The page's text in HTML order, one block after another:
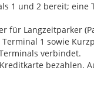
1 und 2 bereit;
für Langzeitparker
1 sowie
verbindet.
bezahlen.